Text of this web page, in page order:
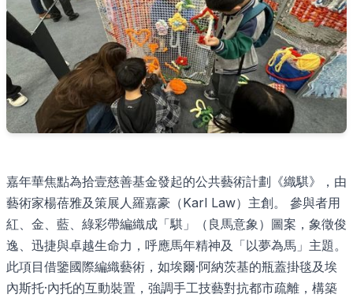
嘉年華焦點為拾壹慈善基金發起的公共藝術計劃《織騏》，由
藝術家楊蓓雅及策展人羅嘉豪（Karl Law）主創。 參與者用
紅、金、藍、綠彩帶編織成「騏」（良馬意象）圖案，象徵俊
逸、迅捷與卓越生命力，呼應馬年精神及「以夢為馬」主題。
此項目借鑒國際編織藝術，如埃爾·阿納茨基的瓶蓋掛毯及埃
內斯托·內托的互動裝置，強調手工技藝對抗都市疏離，構築